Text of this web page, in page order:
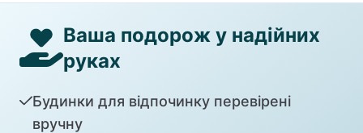
Ваша подорож у надійних
руках
Будинки для відпочинку перевірені
вручну